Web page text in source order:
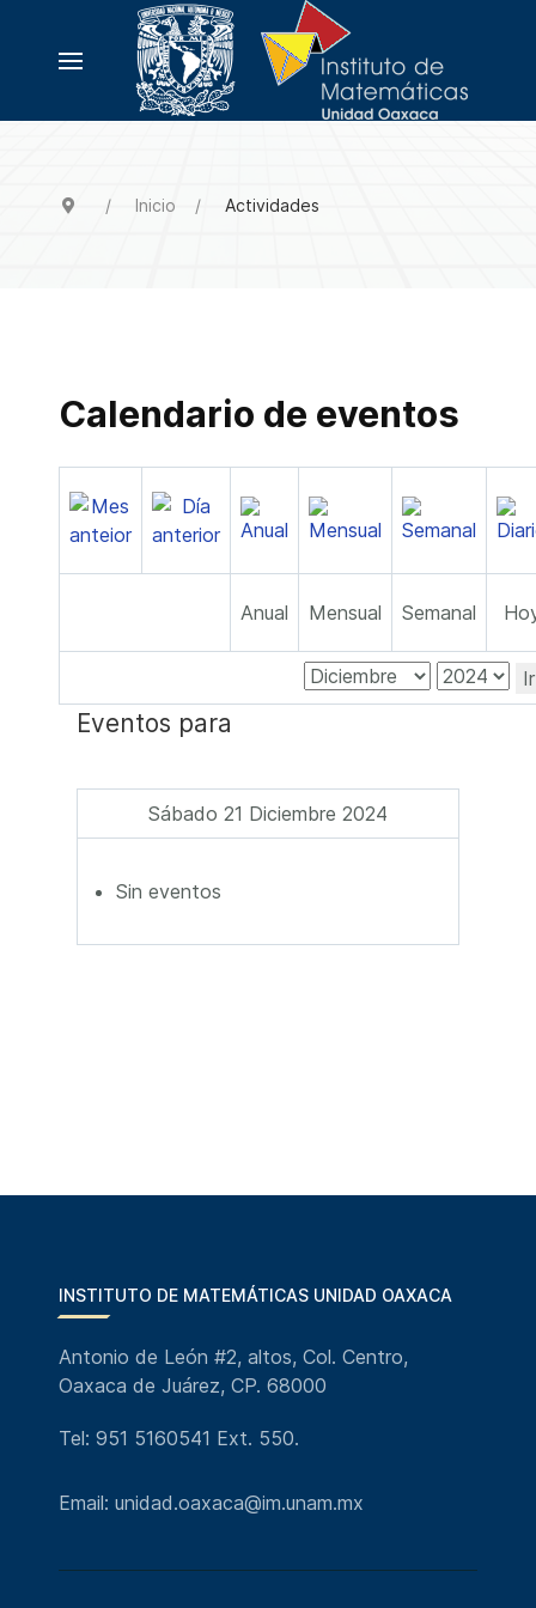
Inicio Actividades
Calendario de eventos
Anual Mensual Semanal
Eventos para
Sábado 21 Diciembre 2024
Sin eventos
INSTITUTO DE MATEMÁTICAS UNIDAD OAXACA
Antonio de León #2, altos, Col. Centro,
Oaxaca de Juárez, CP. 68000
Tel: 951 5160541 Ext. 550.
Email: unidad.oaxaca@im.unam.mx